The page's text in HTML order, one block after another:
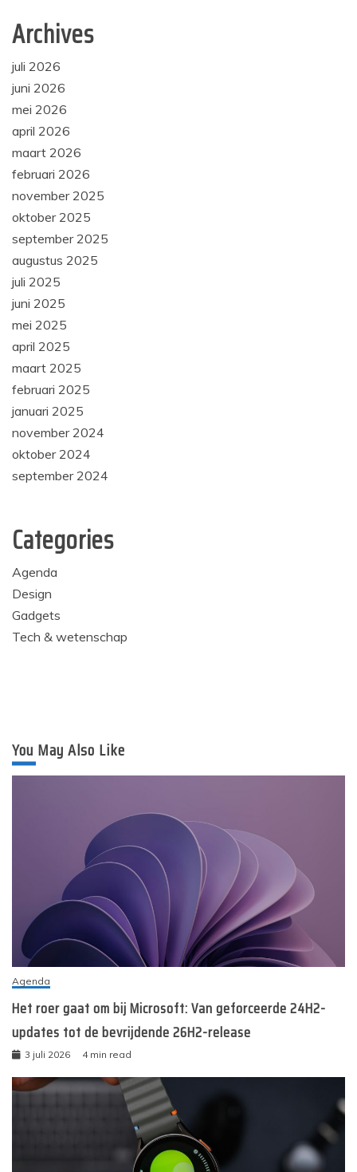
Archives
juli 2026
juni 2026
mei 2026
april 2026
maart 2026
februari 2026
november 2025
oktober 2025
september 2025
augustus 2025
juli 2025
juni 2025
mei 2025
april 2025
maart 2025
februari 2025
januari 2025
november 2024
oktober 2024
september 2024
Categories
Agenda
Design
Gadgets
Tech & wetenschap
You May Also Like
Agenda
Het roer gaat om bij Microsoft: Van geforceerde 24H2-
updates tot de bevrijdende 26H2-release
3 juli 2026 4 min read